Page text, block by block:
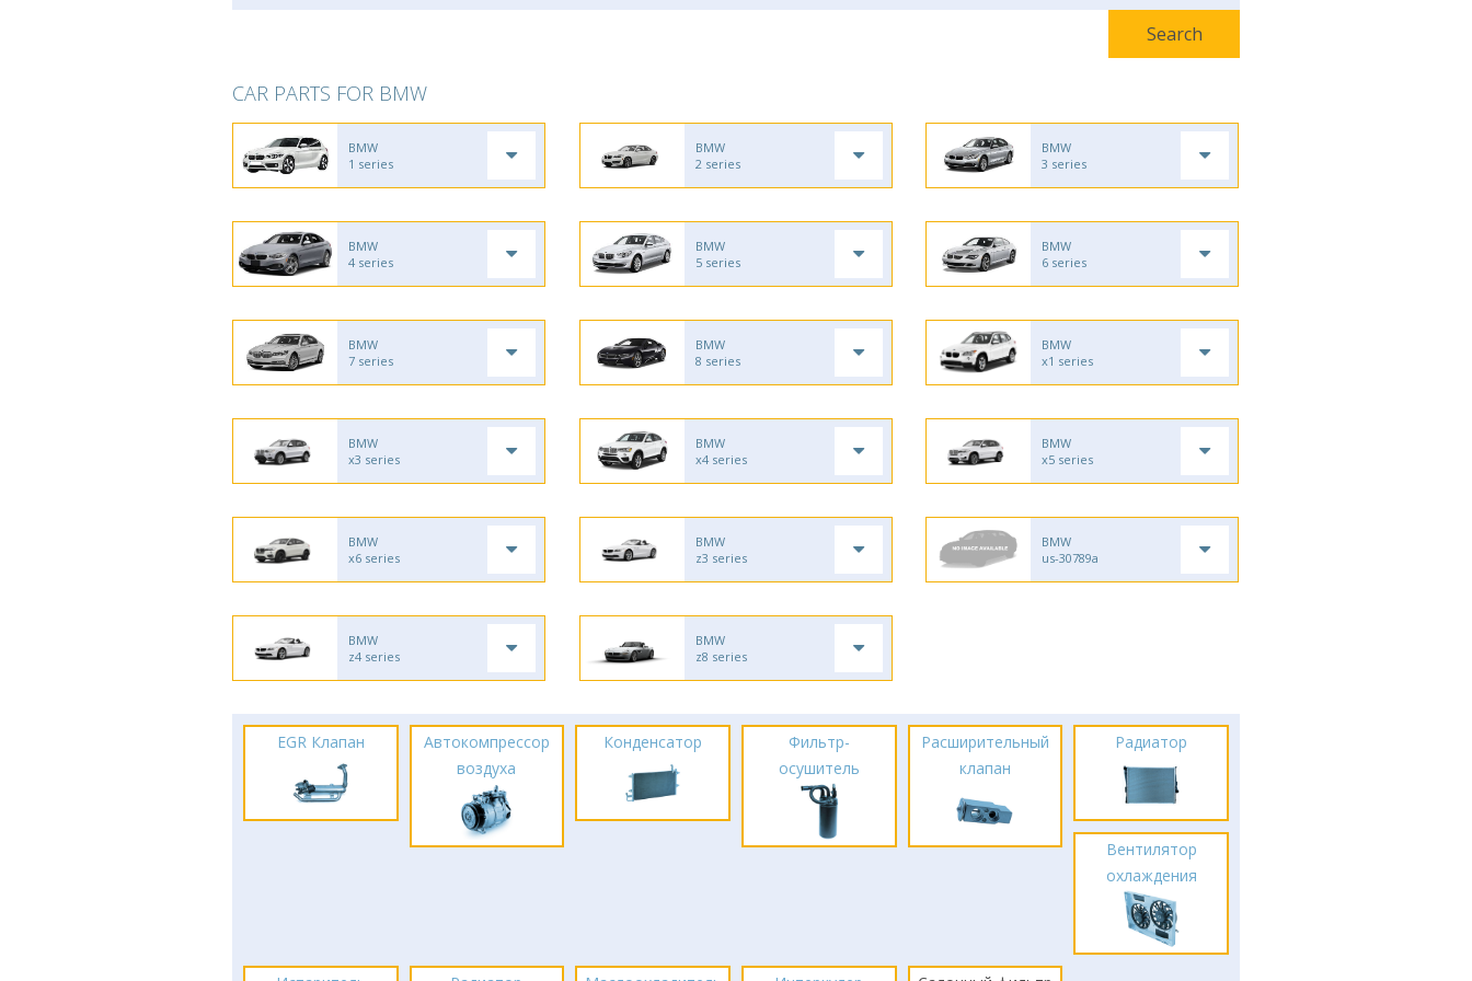
CAR PARTS FOR BMW
BMW
1 series
BMW
2 series
BMW
3 series
BMW
4 series
BMW
5 series
BMW
6 series
BMW
7 series
BMW
8 series
BMW
x1 series
BMW
x3 series
BMW
x4 series
BMW
x5 series
BMW
x6 series
BMW
z3 series
BMW
us-30789a
BMW
z4 series
BMW
z8 series
EGR Клапан
Автокомпрессор
воздуха
Конденсатор
Фильтр-
осушитель
Расширительный
клапан
Радиатор
Вентилятор
охлаждения